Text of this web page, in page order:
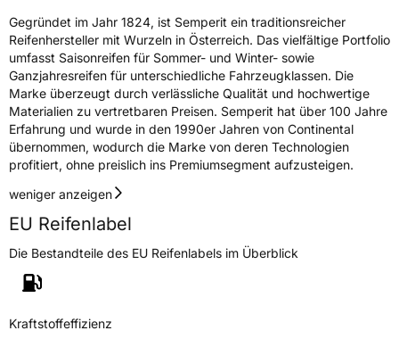
3PMSF / Schneeflockensymbol / Alpine-Symbol Ja
EisgripNein
EPREL ID492952
Allgemeine Produktsicherheit (GPSR)
HerstellerkontaktContinental Reifen Deutschland GmbH,
Deutschland,
customerservice_tires@conti.de
Gegründet im Jahr 1824, ist Semperit ein traditionsreicher
Reifenhersteller mit Wurzeln in Österreich. Das vielfältige Portfolio
umfasst Saisonreifen für Sommer- und Winter- sowie
Ganzjahresreifen für unterschiedliche Fahrzeugklassen. Die
Marke überzeugt durch verlässliche Qualität und hochwertige
Materialien zu vertretbaren Preisen. Semperit hat über 100 Jahre
Erfahrung und wurde in den 1990er Jahren von Continental
übernommen, wodurch die Marke von deren Technologien
profitiert, ohne preislich ins Premiumsegment aufzusteigen.
weniger anzeigen
EU Reifenlabel
Die Bestandteile des EU Reifenlabels im Überblick
Kraftstoffeffizienz